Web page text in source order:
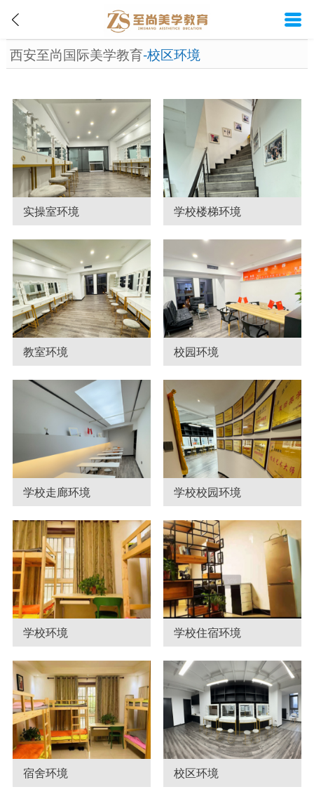
西安至尚国际美学教育-校区环境
实操室环境 学校楼梯环境
教室环境 校园环境
学校走廊环境 学校校园环境
学校环境 学校住宿环境
宿舍环境 校区环境